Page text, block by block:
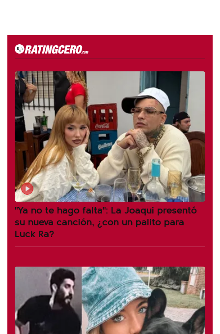
"Ya no te hago falta": La Joaqui presentó
su nueva canción, ¿con un palito para
Luck Ra?